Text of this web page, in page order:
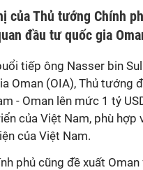
của Thủ tướng Chính
đầu tư quốc gia
tiếp ông Nasser bin
Oman (OIA), Thủ tướng
- Oman lên mức 1 tỷ
của Việt Nam, phù hợp
của Việt Nam.
phủ cũng đề xuất